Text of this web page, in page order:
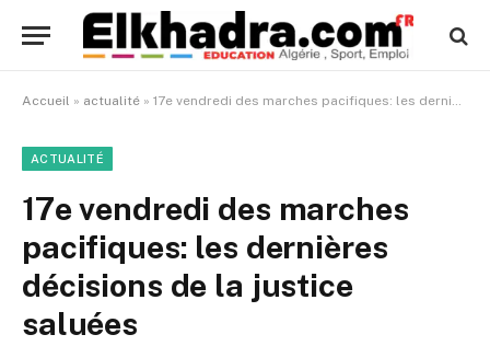
Accueil » actualité » 17e vendredi des marches pacifiques: les dernières décisions de la justice saluées
ACTUALITÉ
17e vendredi des marches
pacifiques: les dernières
décisions de la justice
saluées